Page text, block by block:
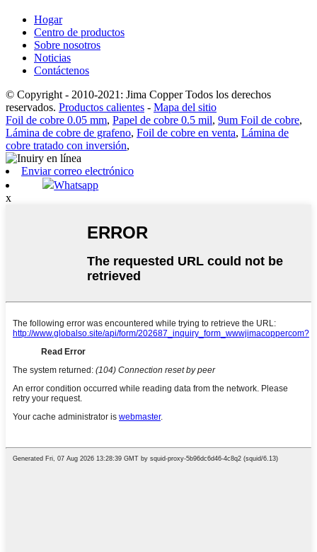
Hogar
Centro de productos
Sobre nosotros
Noticias
Contáctenos
© Copyright - 2010-2021: Jima Copper Todos los derechos
reservados. Productos calientes - Mapa del sitio
Foil de cobre 0.05 mm, Papel de cobre 0.5 mil, 9um Foil de cobre,
Lámina de cobre de grafeno, Foil de cobre en venta, Lámina de
cobre tratado con inversión,
Enviar correo electrónico
Whatsapp
x